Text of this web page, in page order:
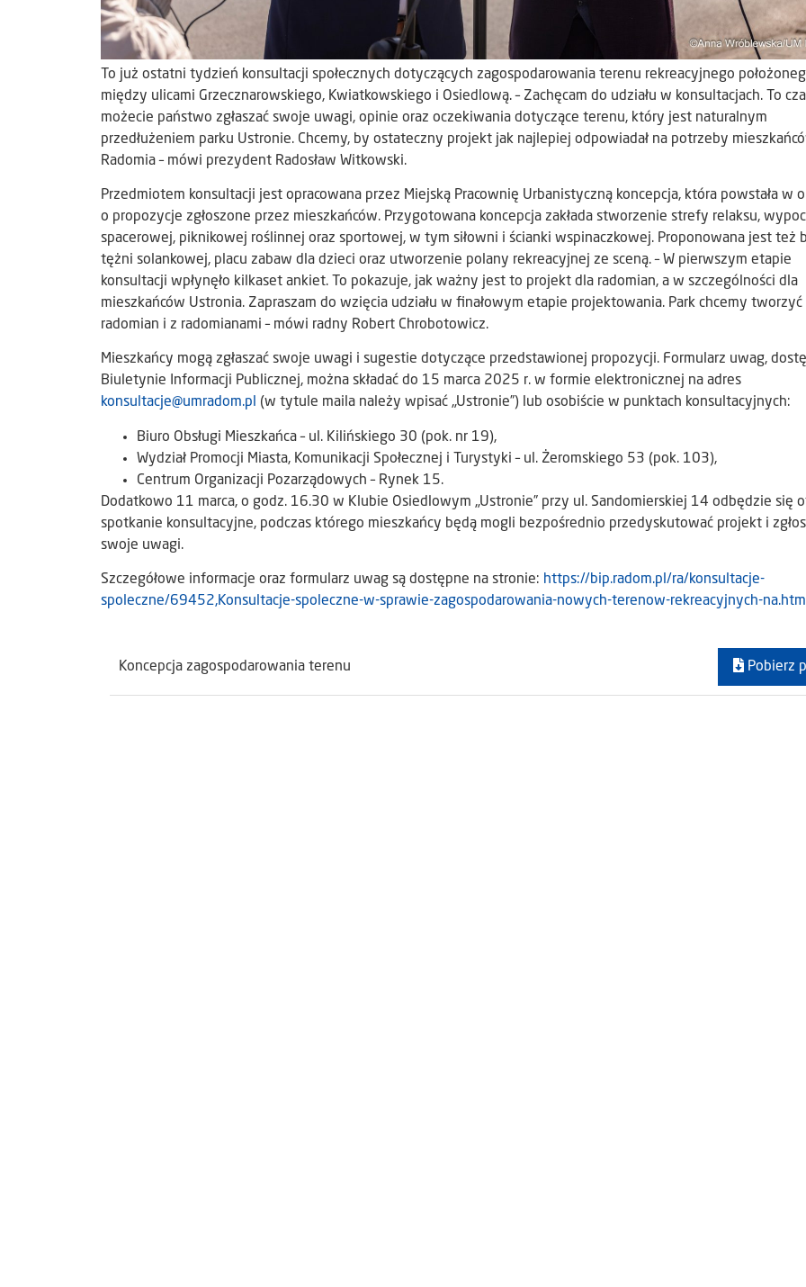
To już ostatni tydzień konsultacji społecznych dotyczących zagospodarowania terenu rekreacyjnego
między ulicami Grzecznarowskiego, Kwiatkowskiego i Osiedlową. – Zachęcam do udziału w konsultacjach. To
możecie państwo zgłaszać swoje uwagi, opinie oraz oczekiwania dotyczące terenu, który jest naturalnym
przedłużeniem parku Ustronie. Chcemy, by ostateczny projekt jak najlepiej odpowiadał na potrzeby
Radomia – mówi prezydent Radosław Witkowski.
Przedmiotem konsultacji jest opracowana przez Miejską Pracownię Urbanistyczną koncepcja, która powstała w
o propozycje zgłoszone przez mieszkańców. Przygotowana koncepcja zakłada stworzenie strefy relaksu,
spacerowej, piknikowej roślinnej oraz sportowej, w tym siłowni i ścianki wspinaczkowej. Proponowana jest też
tężni solankowej, placu zabaw dla dzieci oraz utworzenie polany rekreacyjnej ze sceną. – W pierwszym etapie
konsultacji wpłynęło kilkaset ankiet. To pokazuje, jak ważny jest to projekt dla radomian, a w szczególności dla
mieszkańców Ustronia. Zapraszam do wzięcia udziału w finałowym etapie projektowania. Park chcemy tworzyć
radomian i z radomianami – mówi radny Robert Chrobotowicz.
Mieszkańcy mogą zgłaszać swoje uwagi i sugestie dotyczące przedstawionej propozycji. Formularz uwag,
Biuletynie Informacji Publicznej, można składać do 15 marca 2025 r. w formie elektronicznej na adres
konsultacje@umradom.pl (w tytule maila należy wpisać „Ustronie”) lub osobiście w punktach konsultacyjnych:
Biuro Obsługi Mieszkańca – ul. Kilińskiego 30 (pok. nr 19),
Wydział Promocji Miasta, Komunikacji Społecznej i Turystyki – ul. Żeromskiego 53 (pok. 103),
Centrum Organizacji Pozarządowych – Rynek 15.
Dodatkowo 11 marca, o godz. 16.30 w Klubie Osiedlowym „Ustronie” przy ul. Sandomierskiej 14 odbędzie się
spotkanie konsultacyjne, podczas którego mieszkańcy będą mogli bezpośrednio przedyskutować projekt i
swoje uwagi.
Szczegółowe informacje oraz formularz uwag są dostępne na stronie: https://bip.radom.pl/ra/konsultacje-
spoleczne/69452,Konsultacje-spoleczne-w-sprawie-zagospodarowania-nowych-terenow-rekreacyjnych-
Koncepcja zagospodarowania terenu Pobierz